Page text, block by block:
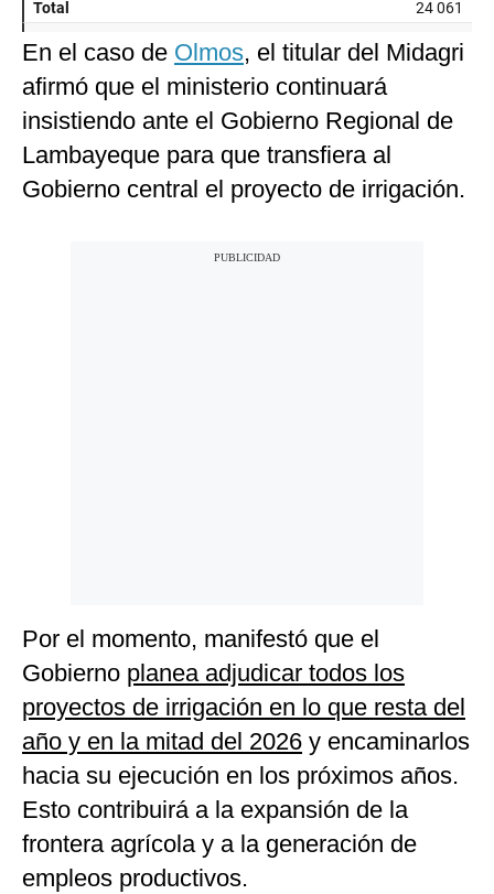
En el caso de Olmos, el titular del Midagri
afirmó que el ministerio continuará
insistiendo ante el Gobierno Regional de
Lambayeque para que transfiera al
Gobierno central el proyecto de irrigación.
Por el momento, manifestó que el
Gobierno planea adjudicar todos los
proyectos de irrigación en lo que resta del
año y en la mitad del 2026 y encaminarlos
hacia su ejecución en los próximos años.
Esto contribuirá a la expansión de la
frontera agrícola y a la generación de
empleos productivos.